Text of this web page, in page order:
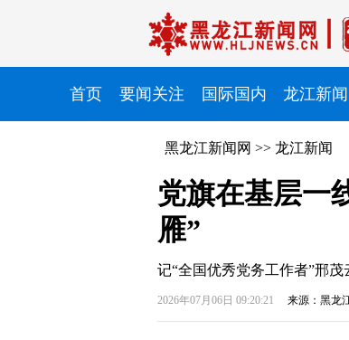
首页 要闻关注 国际国内 龙江新闻
黑龙江新闻网 >> 龙江新闻
党旗在基层一
雁”
记“全国优秀党务工作者”邢茂
2026年07月06日 09:20:21 来源：黑龙